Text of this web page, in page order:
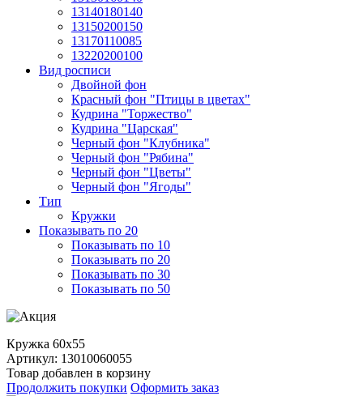
13140180140
13150200150
13170110085
13220200100
Вид росписи
Двойной фон
Красный фон "Птицы в цветах"
Кудрина "Торжество"
Кудрина "Царская"
Черный фон "Клубника"
Черный фон "Рябина"
Черный фон "Цветы"
Черный фон "Ягоды"
Тип
Кружки
Показывать по 20
Показывать по 10
Показывать по 20
Показывать по 30
Показывать по 50
Кружка 60х55
Артикул: 13010060055
Товар добавлен в корзину
Продолжить покупки Оформить заказ